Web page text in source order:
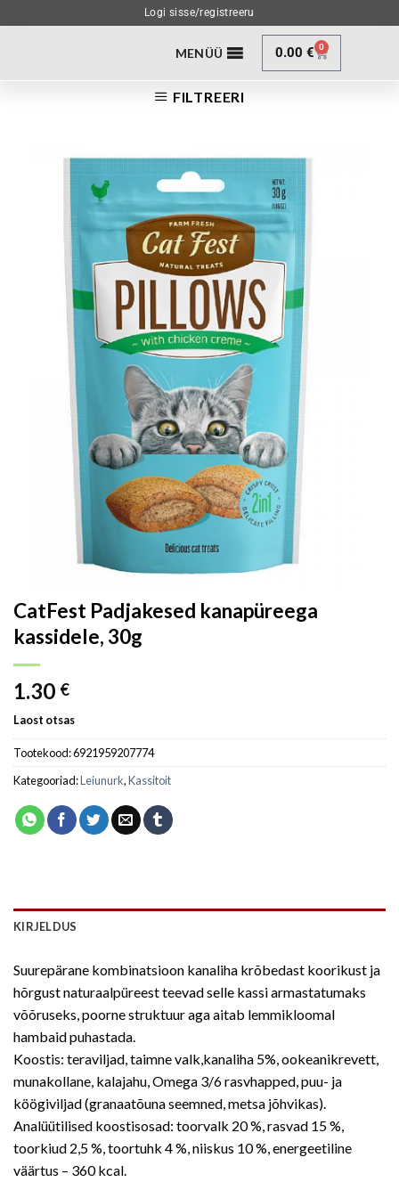
Logi sisse/registreeru
MENÜÜ 0.00€ 0
FILTREERI
CatFest Padjakesed kanapüreega
kassidele, 30g
1.30 €
Laost otsas
Tootekood:6921959207774
Kategooriad:Leiunurk,Kassitoit
KIRJELDUS
Suurepärane kombinatsioon kanaliha krõbedast koorikust ja
hõrgust naturaalpüreest teevad selle kassi armastatumaks
võõruseks, poorne struktuur aga aitab lemmikloomal
hambaid puhastada.
Koostis: teraviljad, taimne valk,kanaliha 5%, ookeanikrevett,
munakollane, kalajahu, Omega 3/6 rasvhapped, puu- ja
köögiviljad (granaatõuna seemned, metsa jõhvikas).
Analüütilised koostisosad: toorvalk 20 %, rasvad 15 %,
toorkiud 2,5 %, toortuhk 4 %, niiskus 10 %, energeetiline
väärtus – 360 kcal.